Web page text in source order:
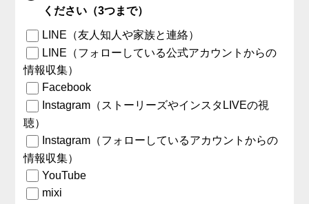
ください（3つまで）
LINE（友人知人や家族と連絡）
LINE（フォローしている公式アカウントからの
情報収集）
Facebook
Instagram（ストーリーズやインスタLIVEの視
聴）
Instagram（フォローしているアカウントからの
情報収集）
YouTube
mixi